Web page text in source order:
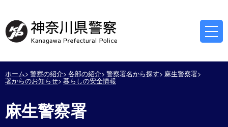
ホーム 警察の紹介 各部の紹介 警察署名から探す 麻生警察署
署からのお知らせ 暮らしの安全情報
麻生警察署